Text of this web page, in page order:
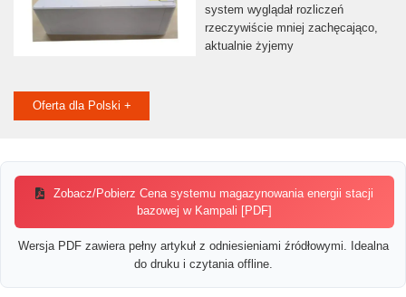
system wyglądał rozliczeń
rzeczywiście mniej zachęcająco,
aktualnie żyjemy
Oferta dla Polski +
Zobacz/Pobierz Cena systemu magazynowania energii stacji
bazowej w Kampali [PDF]
Wersja PDF zawiera pełny artykuł z odniesieniami źródłowymi. Idealna
do druku i czytania offline.